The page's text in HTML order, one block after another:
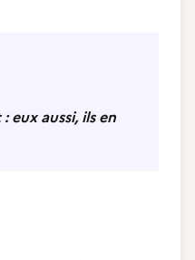
eux aussi, ils en